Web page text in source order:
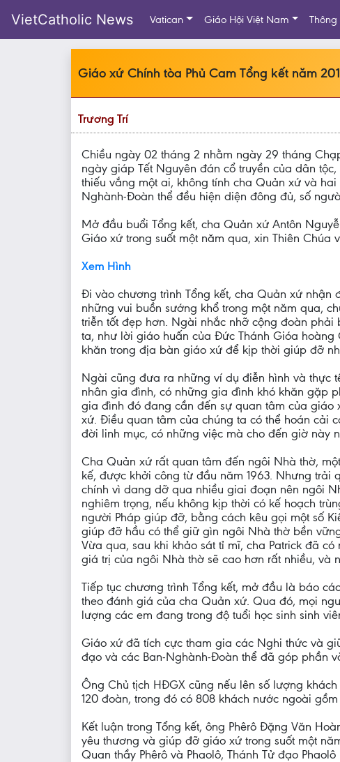
VietCatholic News Vatican Giáo Hội Việt Nam
Giáo xứ Chính tòa Phủ Cam Tổng kết năm
Trương Trí
Chiều ngày 02 tháng 2 nhằm ngày 29 tháng
ngày giáp Tết Nguyên đán cổ truyền của dân
thiếu vắng một ai, không tính cha Quản xứ và hai
Nghành-Đoàn thể đều hiện diện đông đủ, số
Mở đầu buổi Tổng kết, cha Quản xứ Antôn
Giáo xứ trong suốt một năm qua, xin Thiên
Xem Hình
Đi vào chương trình Tổng kết, cha Quản xứ
những vui buồn sướng khổ trong một năm qua,
triễn tốt đẹp hơn. Ngài nhắc nhỡ cộng đoàn
ta, như lời giáo huấn của Đức Thánh Gióa
khăn trong địa bàn giáo xứ để kịp thời giúp đỡ
Ngài cũng đưa ra những ví dụ điễn hình và thực
nhân gia đình, có những gia đình khó khăn gặp
gia đình đó đang cần đến sự quan tâm của
xứ. Điều quan tâm của chúng ta có thể hoán cải
đời linh mục, có những việc mà cho đến giờ này
Cha Quản xứ rất quan tâm đến ngôi Nhà thờ,
kế, được khởi công từ đầu năm 1963. Nhưng
chính vì dang dỡ qua nhiều giai đoạn nên ngôi
nghiêm trọng, nếu không kịp thời có kế hoạch
người Pháp giúp đỡ, bằng cách kêu gọi một số
giúp đỡ hầu có thể giữ gìn ngôi Nhà thờ bền
Vừa qua, sau khi khảo sát tỉ mĩ, cha Patrick đã
giá trị của ngôi Nhà thờ sẽ cao hơn rất nhiều, và
Tiếp tục chương trình Tổng kết, mở đầu là báo
theo đánh giá của cha Quản xứ. Qua đó, mọi
lượng các em đang trong độ tuổi học sinh sinh
Giáo xứ đã tích cực tham gia các Nghi thức và
đạo và các Ban-Nghành-Đoàn thể đã góp phần
Ông Chủ tịch HĐGX cũng nếu lên số lượng
120 đoàn, trong đó có 808 khách nước ngoài
Kết luận trong Tổng kết, ông Phêrô Đặng Văn
yêu thương và giúp đỡ giáo xứ trong suốt một
Quan thầy Phêrô và Phaolô, Thánh Tử đạo Phaolô